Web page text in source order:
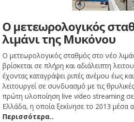
Ο μετεωρολογικός
λιμάνι της Μυκόνου
Ο μετεωρολογικός σταθμός στο νέο
βρίσκεται σε πλήρη και αδιάλειπτη
έχοντας καταγράψει ριπές ανέμου έως
λειτουργεί σε συνδυασμό με τις
πρώτη υλοποίηση live video streaming
Ελλάδα, η οποία ξεκίνησε το 2013 μέσα
Περισσότερα..